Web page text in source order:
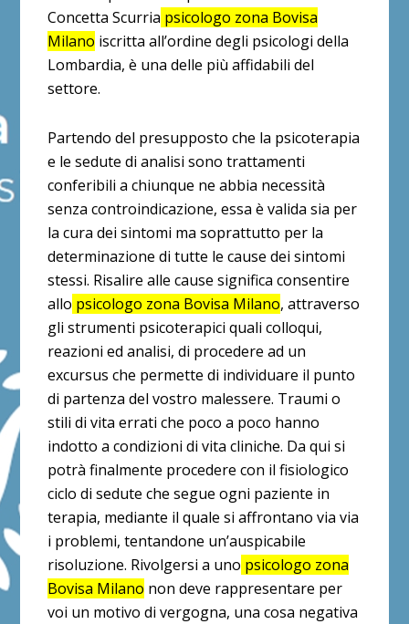
Concetta Scurria psicologo zona Bovisa
Milano iscritta all’ordine degli psicologi della
Lombardia, è una delle più affidabili del
settore.
Partendo del presupposto che la psicoterapia
e le sedute di analisi sono trattamenti
conferibili a chiunque ne abbia necessità
senza controindicazione, essa è valida sia per
la cura dei sintomi ma soprattutto per la
determinazione di tutte le cause dei sintomi
stessi. Risalire alle cause significa consentire
allo psicologo zona Bovisa Milano, attraverso
gli strumenti psicoterapici quali colloqui,
reazioni ed analisi, di procedere ad un
excursus che permette di individuare il punto
di partenza del vostro malessere. Traumi o
stili di vita errati che poco a poco hanno
indotto a condizioni di vita cliniche. Da qui si
potrà finalmente procedere con il fisiologico
ciclo di sedute che segue ogni paziente in
terapia, mediante il quale si affrontano via via
i problemi, tentandone un’auspicabile
risoluzione. Rivolgersi a uno psicologo zona
Bovisa Milano non deve rappresentare per
voi un motivo di vergogna, una cosa negativa